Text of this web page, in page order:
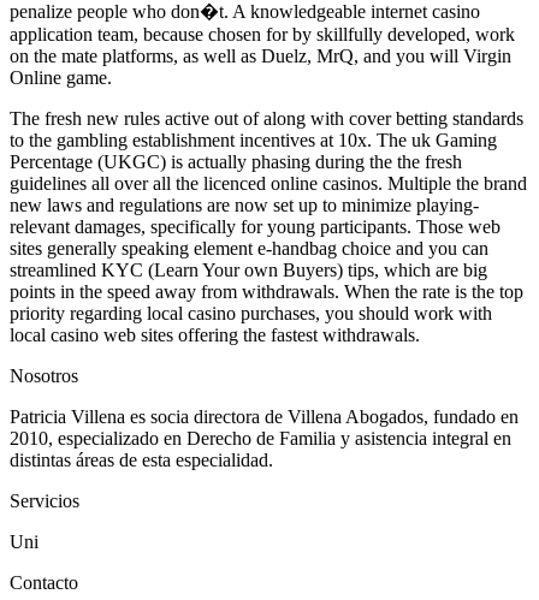
penalize people who don�t. A knowledgeable internet casino
application team, because chosen for by skillfully developed, work
on the mate platforms, as well as Duelz, MrQ, and you will Virgin
Online game.
The fresh new rules active out of along with cover betting standards
to the gambling establishment incentives at 10x. The uk Gaming
Percentage (UKGC) is actually phasing during the the fresh
guidelines all over all the licenced online casinos. Multiple the brand
new laws and regulations are now set up to minimize playing-
relevant damages, specifically for young participants. Those web
sites generally speaking element e-handbag choice and you can
streamlined KYC (Learn Your own Buyers) tips, which are big
points in the speed away from withdrawals. When the rate is the top
priority regarding local casino purchases, you should work with
local casino web sites offering the fastest withdrawals.
Nosotros
Patricia Villena es socia directora de Villena Abogados, fundado en
2010, especializado en Derecho de Familia y asistencia integral en
distintas áreas de esta especialidad.
Servicios
Uni
Contacto